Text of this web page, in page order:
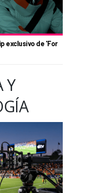
exclusivo de 'For
Y